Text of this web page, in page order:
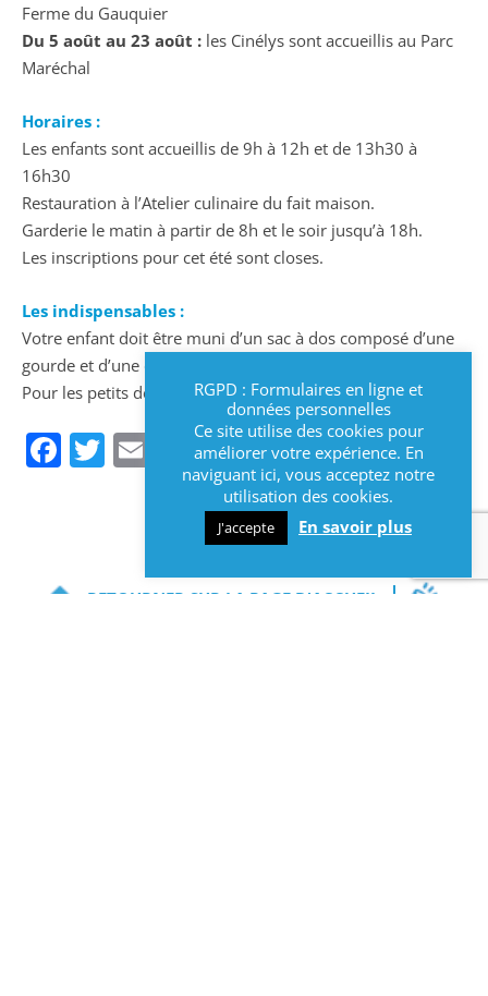
Ferme du Gauquier
Du 5 août au 23 août : les Cinélys sont accueillis au Parc
Maréchal
Horaires :
Les enfants sont accueillis de 9h à 12h et de 13h30 à
16h30
Restauration à l’Atelier culinaire du fait maison.
Garderie le matin à partir de 8h et le soir jusqu’à 18h.
Les inscriptions pour cet été sont closes.
Les indispensables :
Votre enfant doit être muni d’un sac à dos composé d’une
gourde et d’une casquette ainsi qu’une crème solaire.
Pour les petits de 3 ans, prévoir un change.
Facebook
Twitter
Email
RETOURNER SUR LA PAGE D'ACCUEIL
RGPD : Formulaires en ligne et
données personnelles
Ce site utilise des cookies pour
améliorer votre expérience. En
naviguant ici, vous acceptez notre
utilisation des cookies.
J'accepte En savoir plus